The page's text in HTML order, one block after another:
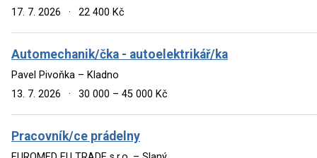
17. 7. 2026
· 22 400 Kč
Automechanik/čka - autoelektrikář/ka
Pavel Pivoňka – Kladno
13. 7. 2026
· 30 000 – 45 000 Kč
Pracovník/ce prádelny